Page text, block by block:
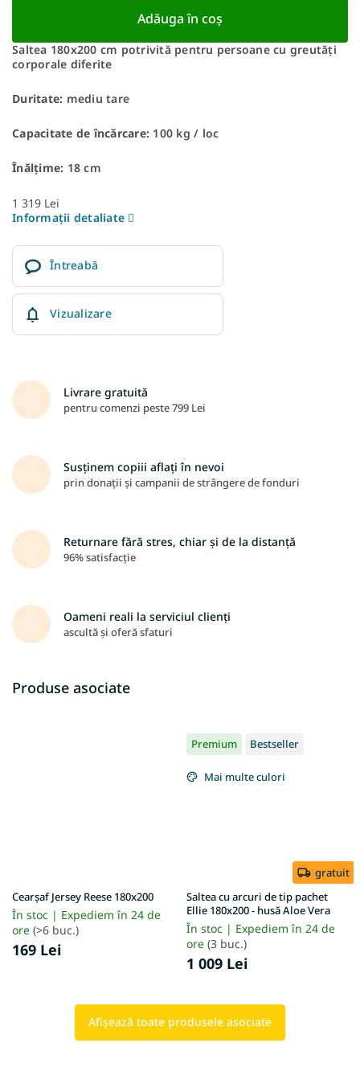
Adăuga în coş
Saltea 180x200 cm potrivită pentru persoane cu greutăți
corporale diferite
Duritate: mediu tare
Capacitate de încărcare: 100 kg / loc
Înălțime: 18 cm
1 319 Lei
Informaţii detaliate
Întreabă
Vizualizare
Livrare gratuită
pentru comenzi peste 799 Lei
Susținem copiii aflați în nevoi
prin donații și campanii de strângere de fonduri
Returnare fără stres, chiar și de la distanță
96% satisfacție
Oameni reali la serviciul clienți
ascultă și oferă sfaturi
Produse asociate
Cearșaf Jersey Reese 180x200
În stoc | Expediem în 24 de
ore (>6 buc.)
169 Lei
Premium Bestseller
Mai multe culori
gratuit
Saltea cu arcuri de tip pachet
Ellie 180x200 - husă Aloe Vera
În stoc | Expediem în 24 de
ore (3 buc.)
1 009 Lei
Afişează toate produsele asociate